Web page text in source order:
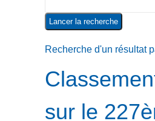
Recherche d'un résultat
sur le